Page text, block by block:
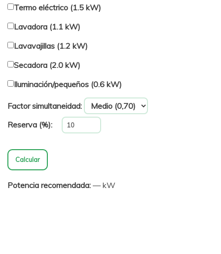
Termo eléctrico (1.5 kW)
Lavadora (1.1 kW)
Lavavajillas (1.2 kW)
Secadora (2.0 kW)
Iluminación/pequeños (0.6 kW)
Factor simultaneidad:
Reserva (%):
Calcular
Potencia recomendada: — kW